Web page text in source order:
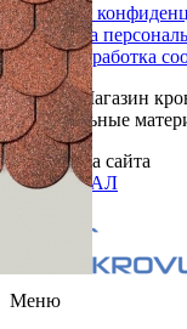
Политика
Обработка
Сбор и обработка
© 2026. Магазин
Строительные
Разработка сайта
ОРИГИНАЛ
Меню